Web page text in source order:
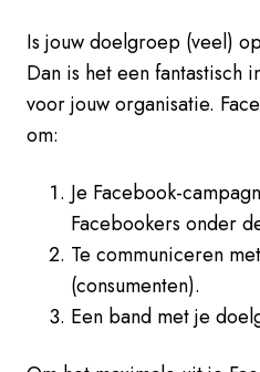
Is jouw doelgroep (veel)
Dan is het een fantastisch
voor jouw organisatie.
om:
Je Facebook-
Facebookers onder
Te communiceren
(consumenten).
Een band met je